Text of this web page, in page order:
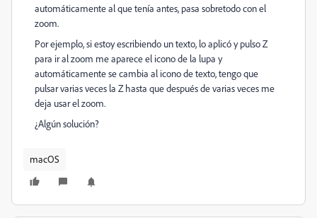
automáticamente al que tenía antes, pasa sobretodo con el
zoom.
Por ejemplo, si estoy escribiendo un texto, lo aplicó y pulso Z
para ir al zoom me aparece el icono de la lupa y
automáticamente se cambia al icono de texto, tengo que
pulsar varias veces la Z hasta que después de varias veces me
deja usar el zoom.
¿Algún solución?
macOS